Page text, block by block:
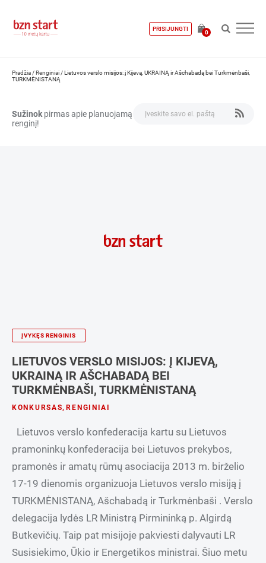
PRISIJUNGTI
0
Pradžia /Renginiai /Lietuvos verslo misijos: į Kijevą, UKRAINĄ ir Ašchabadą bei Turkmėnbaši,
TURKMĖNISTANĄ
Sužinok pirmas apie planuojamą
renginį!
ĮVYKĘS RENGINIS
LIETUVOS VERSLO MISIJOS: Į KIJEVĄ,
UKRAINĄ IR AŠCHABADĄ BEI
TURKMĖNBAŠI, TURKMĖNISTANĄ
KONKURSAS, RENGINIAI
Lietuvos verslo konfederacija kartu su Lietuvos
pramoninkų konfederacija bei Lietuvos prekybos,
pramonės ir amatų rūmų asociacija 2013 m. birželio
17-19 dienomis organizuoja Lietuvos verslo misiją į
TURKMĖNISTANĄ, Ašchabadą ir Turkmėnbaši . Verslo
delegacija lydės LR Ministrą Pirmininką p. Algirdą
Butkevičių. Taip pat misijoje pakviesti dalyvauti LR
Susisiekimo, Ūkio ir Energetikos ministrai. Šiuo metu